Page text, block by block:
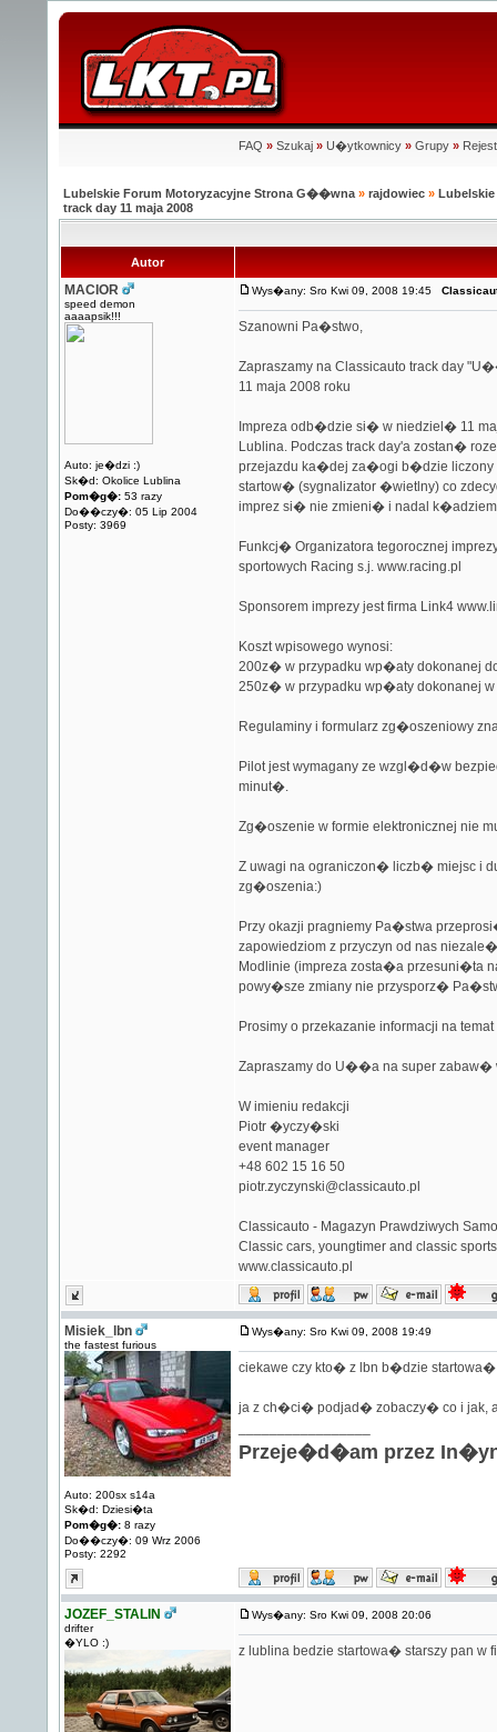
FAQ » Szukaj » U�ytkownicy » Grupy »
Lubelskie Forum Motoryzacyjne Strona G��wna » rajdowiec » Lubelskie
track day 11 maja 2008
Autor
MACIOR
speed demon
aaaapsik!!!
Auto: je�dzi :)
Sk�d: Okolice Lublina
Pom�g�: 53 razy
Do��czy�: 05 Lip 2004
Posty: 3969
Wys�any: Sro Kwi 09, 2008 19:45
Szanowni Pa�stwo,
Zapraszamy na Classicauto track day
11 maja 2008 roku
Impreza odb�dzie si� w niedziel� 11
Lublina. Podczas track day'a zostan�
przejazdu ka�dej za�ogi b�dzie liczony
startow� (sygnalizator �wietlny) co
imprez si� nie zmieni� i nadal
Funkcj� Organizatora tegorocznej
sportowych Racing s.j. www.racing.pl
Sponsorem imprezy jest firma Link4
Koszt wpisowego wynosi:
200z� w przypadku wp�aty dokonanej
250z� w przypadku wp�aty dokonanej
Regulaminy i formularz zg�oszeniowy
Pilot jest wymagany ze wzgl�d�w
minut�.
Zg�oszenie w formie elektronicznej nie
Z uwagi na ograniczon� liczb� miejsc i
zg�oszenia:)
Przy okazji pragniemy Pa�stwa
zapowiedziom z przyczyn od nas
Modlinie (impreza zosta�a przesuni�ta
powy�sze zmiany nie przysporz�
Prosimy o przekazanie informacji na
Zapraszamy do U��a na super zabaw�
W imieniu redakcji
Piotr �yczy�ski
event manager
+48 602 15 16 50
piotr.zyczynski@classicauto.pl
Classicauto - Magazyn Prawdziwych
Classic cars, youngtimer and classic
www.classicauto.pl
Misiek_lbn
the fastest furious
Auto: 200sx s14a
Sk�d: Dziesi�ta
Pom�g�: 8 razy
Do��czy�: 09 Wrz 2006
Posty: 2292
Wys�any: Sro Kwi 09, 2008 19:49
ciekawe czy kto� z lbn b�dzie
ja z ch�ci� podjad� zobaczy� co i jak,
Przeje�d�am przez
JOZEF_STALIN
drifter
�YLO :)
Wys�any: Sro Kwi 09, 2008 20:06
z lublina bedzie startowa� starszy pan w